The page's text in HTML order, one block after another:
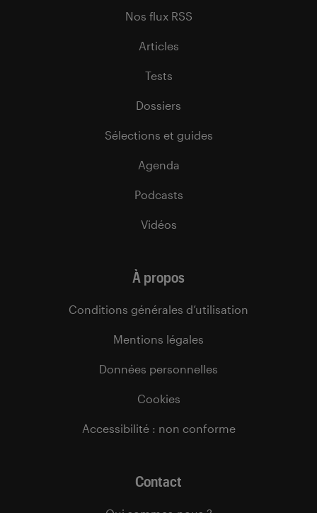
Nos flux RSS
Articles
Tests
Dossiers
Sélections et guides
Agenda
Podcasts
Vidéos
À propos
Conditions générales d’utilisation
Mentions légales
Données personnelles
Cookies
Accessibilité : non conforme
Contact